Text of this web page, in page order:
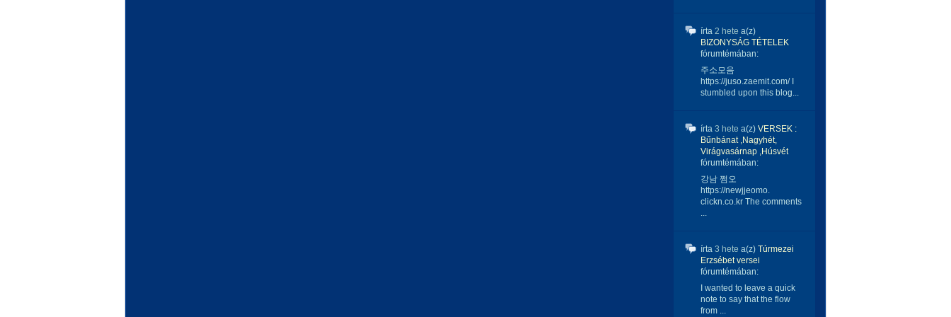
írta 2 hete a(z)
BIZONYSÁG TÉTELEK
fórumtémában:
주소모음
https://juso.zaemit.com/ I
stumbled upon this blog...
írta 3 hete a(z) VERSEK :
Bűnbánat ,Nagyhét,
Virágvasárnap ,Húsvét
fórumtémában:
강남 쩜오
https://newjjeomo.
clickn.co.kr The comments
...
írta 3 hete a(z) Túrmezei
Erzsébet versei
fórumtémában:
I wanted to leave a quick
note to say that the flow
from ...